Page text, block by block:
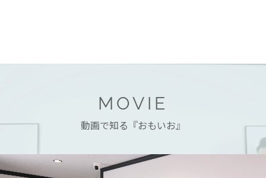
MOVIE
動画で知る『おもいお』